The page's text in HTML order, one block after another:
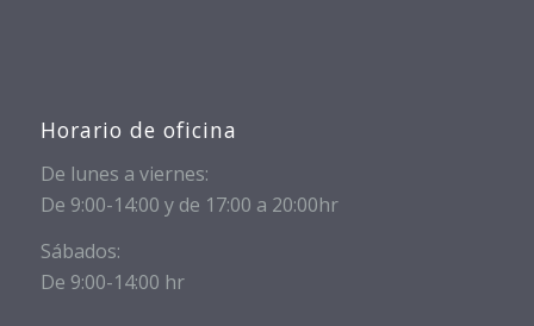
Horario de oficina
De lunes a viernes:
De 9:00-14:00 y de 17:00 a 20:00hr
Sábados:
De 9:00-14:00 hr